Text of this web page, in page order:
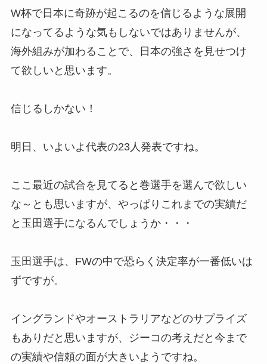
W杯で日本に奇跡が起こるのを信じるような展開
になってるような気もしないではありませんが、
海外組みが加わることで、日本の強さを見せつけ
て欲しいと思います。
信じるしかない！
明日、いよいよ代表の23人発表ですね。
ここ最近の試合を見てると巻選手を選んで欲しい
な～とも思いますが、やっぱりこれまでの実績だ
と玉田選手になるんでしょうか・・・
玉田選手は、FWの中で恐らく決定率が一番低いは
ずですが。
イングランドやオーストラリアなどのサプライズ
もありだと思いますが、ジーコの考えだと今まで
の実績や信頼の面が大きいようですね。